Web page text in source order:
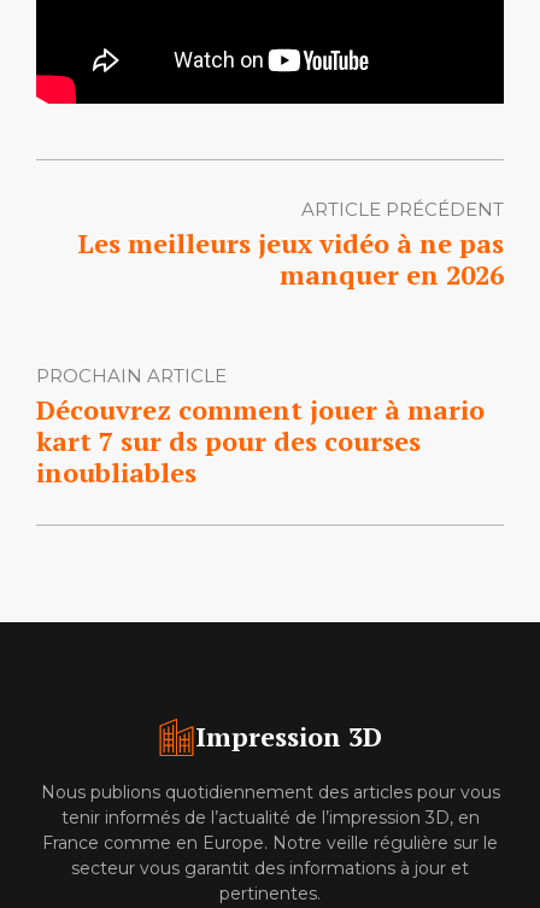
ARTICLE PRÉCÉDENT
Les meilleurs jeux vidéo à ne pas
manquer en 2026
PROCHAIN ARTICLE
Découvrez comment jouer à mario
kart 7 sur ds pour des courses
inoubliables
Impression 3D
Nous publions quotidiennement des articles pour vous
tenir informés de l’actualité de l’impression 3D, en
France comme en Europe. Notre veille régulière sur le
secteur vous garantit des informations à jour et
pertinentes.